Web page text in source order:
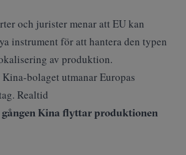
och jurister menar att EU kan
instrument för att hantera den typen
av produktion.
bolaget utmanar Europas
Realtid
Kina flyttar produktionen